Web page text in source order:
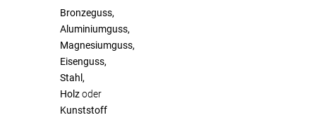
Anfahrt
Download
Bronzeguss,
Aluminiumguss,
Magnesiumguss,
Eisenguss,
Stahl,
Holzoder
Kunststoff